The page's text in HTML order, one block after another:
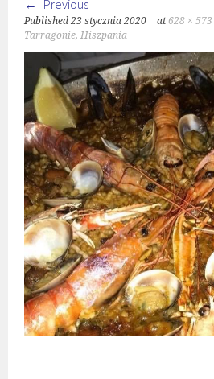
Previous
Published23 stycznia 2020 at 628 × 573
Tarragonie, Hiszpania